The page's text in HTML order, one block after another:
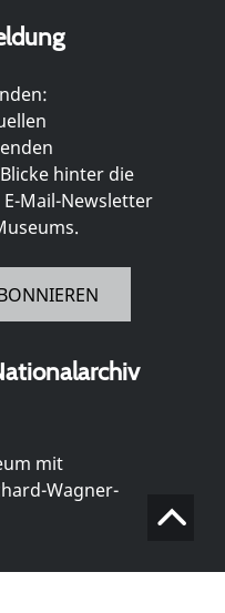
hinter die
Mail-Newsletter
mit
Wagner-